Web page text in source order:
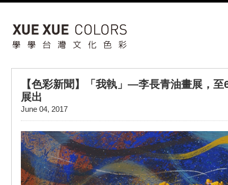
【色彩新聞】「我執」—李長青油畫展，
展出
June 04, 2017